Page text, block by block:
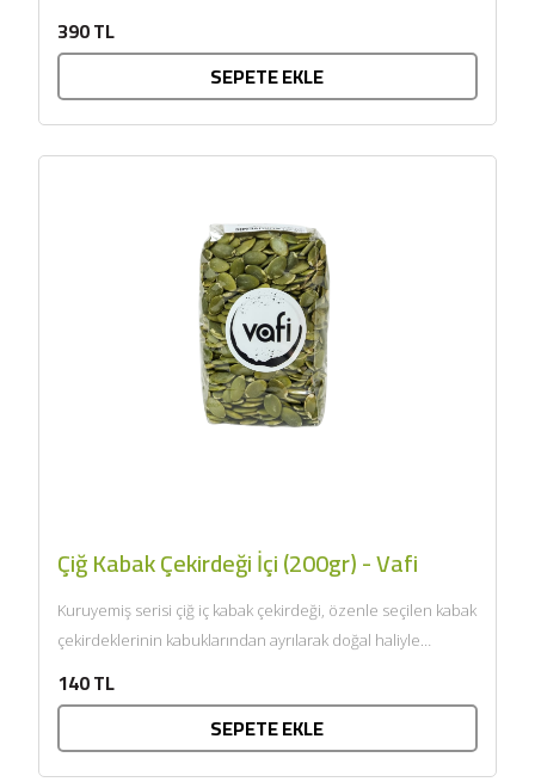
390 TL
SEPETE EKLE
Çiğ Kabak Çekirdeği İçi (200gr) - Vafi
Kuruyemiş serisi çiğ iç kabak çekirdeği, özenle seçilen kabak
çekirdeklerinin kabuklarından ayrılarak doğal haliyle
140 TL
SEPETE EKLE